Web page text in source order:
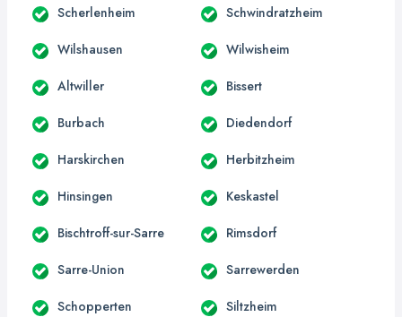
Scherlenheim Schwindratzheim
Wilshausen Wilwisheim
Altwiller Bissert
Burbach Diedendorf
Harskirchen Herbitzheim
Hinsingen Keskastel
Bischtroff-sur-Sarre Rimsdorf
Sarre-Union Sarrewerden
Schopperten Siltzheim